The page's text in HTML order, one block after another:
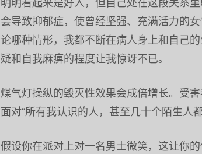
明明看起来是好人，但自己处在这段关系
会导致抑郁症，使曾经坚强、充满活力的
论哪种情形，我都不断在病人身上和自己
疑和自我麻痹的程度让我惊讶不已。
煤气灯操纵的毁灭性效果会成倍增长。受
面对“所有我认识的人，甚至几十个陌生人都
假设你在派对上对一名男士微笑，这让你